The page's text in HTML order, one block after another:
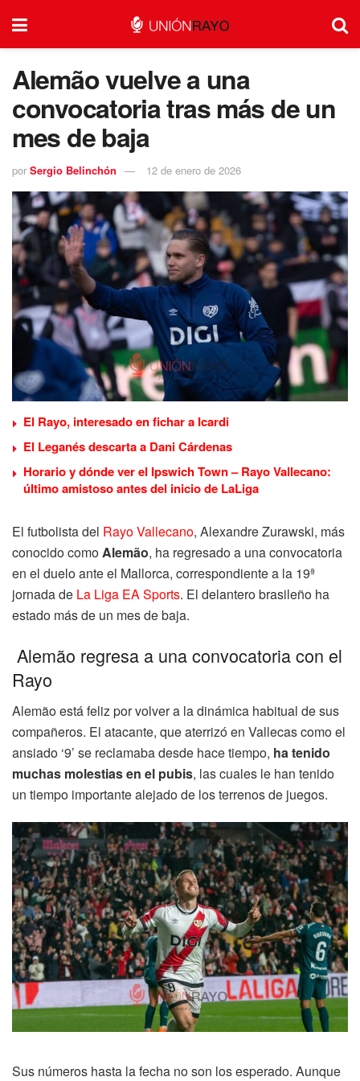
Alemão vuelve a una
convocatoria tras más de un
mes de baja
por Sergio Belinchón 12 de enero de 2026
El Rayo, interesado en fichar a Icardi
El Leganés descarta a Dani Cárdenas
Horario y dónde ver el Ipswich Town – Rayo Vallecano:
último amistoso antes del inicio de LaLiga
El futbolista del Rayo Vallecano, Alexandre Zurawski, más
conocido comoAlemão, ha regresado a una convocatoria
en el duelo ante el Mallorca, correspondiente a la 19ª
jornada de La Liga EA Sports. El delantero brasileño ha
estado más de un mes de baja.
Alemão regresa a una convocatoria con el
Rayo
Alemão está feliz por volver a la dinámica habitual de sus
compañeros. El atacante, que aterrizó en Vallecas como el
ansiado ‘9’ se reclamaba desde hace tiempo, ha tenido
muchas molestias en el pubis, las cuales le han tenido
un tiempo importante alejado de los terrenos de juegos.
Sus números hasta la fecha no son los esperado. Aunque